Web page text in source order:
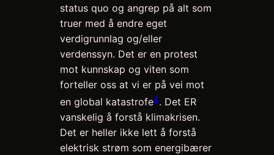
status quo og angrep på alt som
truer med å endre eget
verdigrunnlag og/eller
verdenssyn. Det er en protest
mot kunnskap og viten som
forteller oss at vi er på vei mot
en global katastrofe4. Det ER
vanskelig å forstå klimakrisen.
Det er heller ikke lett å forstå
elektrisk strøm som energibærer